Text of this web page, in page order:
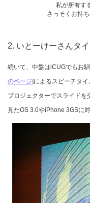
私が所有す
さっそくお持
2. いとーけーさんタ
続いて、中盤はiCUGでもお
のページ]によるスピーチタイ
プロジェクターでスライドを
見たOS 3.0やiPhone 3GSに